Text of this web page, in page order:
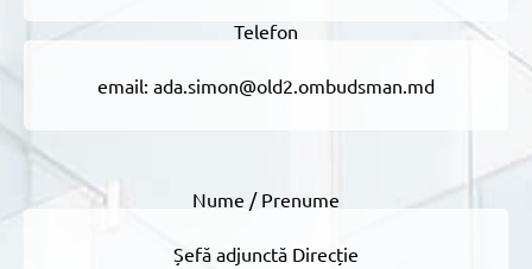
email: ada.simon@old2.ombudsman.md
Șefă adjunctă Direcție